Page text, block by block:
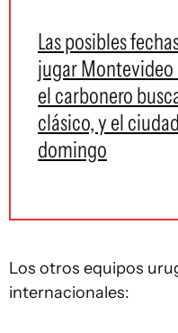
Las posibles
jugar Montevideo
el carbonero
clásico, y el
domingo
Los otros equipos
internacionales: